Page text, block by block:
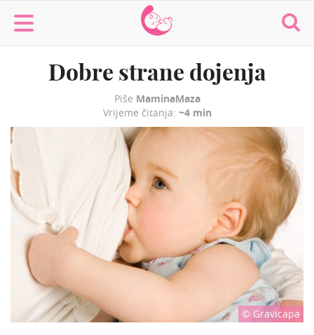
MaminaMaza
Dobre strane dojenja
Piše MaminaMaza
Vrijeme čitanja: ~4 min
© Gravicapa